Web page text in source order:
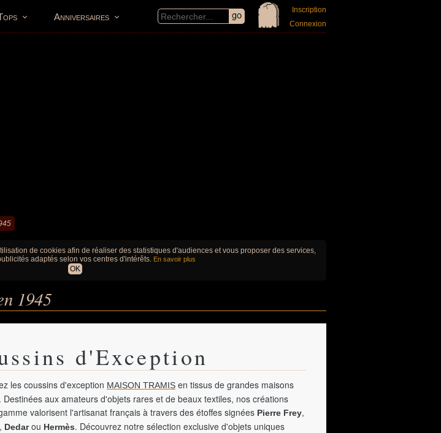
Anniversaires
Inscription
Connexion
de cookies afin de réaliser des statistiques d'audiences et vous proposer des services,
adaptés selon vos centres d'intérêts. En savoir plus
OK
1945
d'Exception
les coussins d'exception MAISON TRAMIS en tissus de grandes maisons
Destinées aux amateurs d'objets rares et de beaux textiles, nos créations
valorisent l'artisanat français à travers des étoffes signées Pierre Frey,
, Dedarou Hermès. Découvrez notre sélection exclusive d'objets uniques